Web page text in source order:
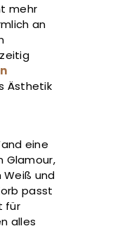
mehr
an
Ästhetik
eine
Glamour,
Weiß und
passt
für
alles